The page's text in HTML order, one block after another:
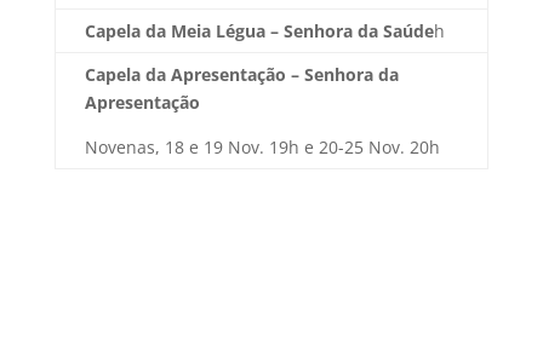
Capela da Meia Légua – Senhora da Saúdeh
Capela da Apresentação – Senhora da
Apresentação
Novenas, 18 e 19 Nov. 19h e 20-25 Nov. 20h